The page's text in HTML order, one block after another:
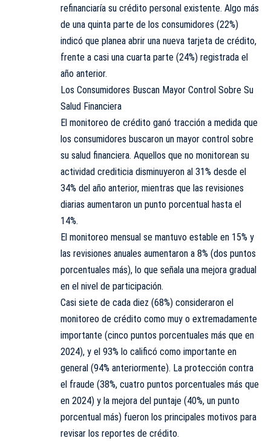
refinanciaría su crédito personal existente. Algo más
de una quinta parte de los consumidores (22%)
indicó que planea abrir una nueva tarjeta de crédito,
frente a casi una cuarta parte (24%) registrada el
año anterior.
Los Consumidores Buscan Mayor Control Sobre Su
Salud Financiera
El monitoreo de crédito ganó tracción a medida que
los consumidores buscaron un mayor control sobre
su salud financiera. Aquellos que no monitorean su
actividad crediticia disminuyeron al 31% desde el
34% del año anterior, mientras que las revisiones
diarias aumentaron un punto porcentual hasta el
14%.
El monitoreo mensual se mantuvo estable en 15% y
las revisiones anuales aumentaron a 8% (dos puntos
porcentuales más), lo que señala una mejora gradual
en el nivel de participación.
Casi siete de cada diez (68%) consideraron el
monitoreo de crédito como muy o extremadamente
importante (cinco puntos porcentuales más que en
2024), y el 93% lo calificó como importante en
general (94% anteriormente). La protección contra
el fraude (38%, cuatro puntos porcentuales más que
en 2024) y la mejora del puntaje (40%, un punto
porcentual más) fueron los principales motivos para
revisar los reportes de crédito.